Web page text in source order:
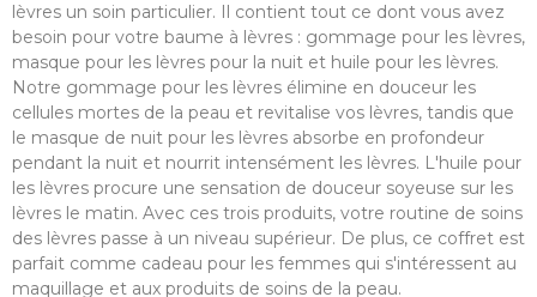
lèvres un soin particulier. Il contient tout ce dont vous avez
besoin pour votre baume à lèvres : gommage pour les lèvres,
masque pour les lèvres pour la nuit et huile pour les lèvres.
Notre gommage pour les lèvres élimine en douceur les
cellules mortes de la peau et revitalise vos lèvres, tandis que
le masque de nuit pour les lèvres absorbe en profondeur
pendant la nuit et nourrit intensément les lèvres. L'huile pour
les lèvres procure une sensation de douceur soyeuse sur les
lèvres le matin. Avec ces trois produits, votre routine de soins
des lèvres passe à un niveau supérieur. De plus, ce coffret est
parfait comme cadeau pour les femmes qui s'intéressent au
maquillage et aux produits de soins de la peau.